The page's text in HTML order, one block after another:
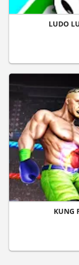
LUDO
KUNG